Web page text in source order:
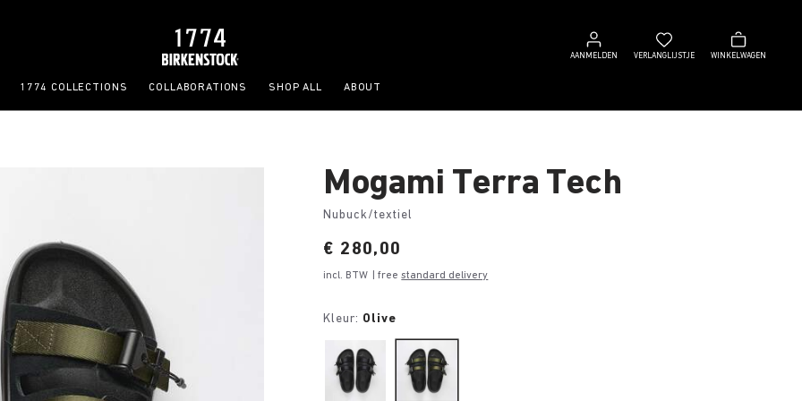
AANMELDEN
Aanmelden
VERLANGLIJSTJE
Verlanglijstje
WINKELWAGEN
Winkelwagen
1774 COLLECTIONS COLLABORATIONS SHOP ALL ABOUT
Mogami Terra Tech
Nubuck/textiel
Price:
€ 280,00
incl. BTW | freestandard delivery
Kleur: Olive